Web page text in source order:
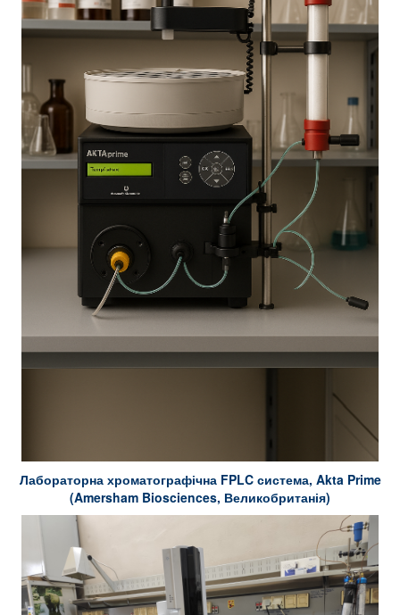
Лабораторна хроматографічна FPLC система, Akta Prime
(Amersham Biosciences, Великобританія)